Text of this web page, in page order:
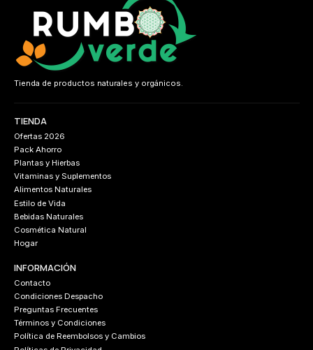
Tienda de productos naturales y orgánicos.
TIENDA
Ofertas 2026
Pack Ahorro
Plantas y Hierbas
Vitaminas y Suplementos
Alimentos Naturales
Estilo de Vida
Bebidas Naturales
Cosmética Natural
Hogar
INFORMACIÓN
Contacto
Condiciones Despacho
Preguntas Frecuentes
Términos y Condiciones
Política de Reembolsos y Cambios